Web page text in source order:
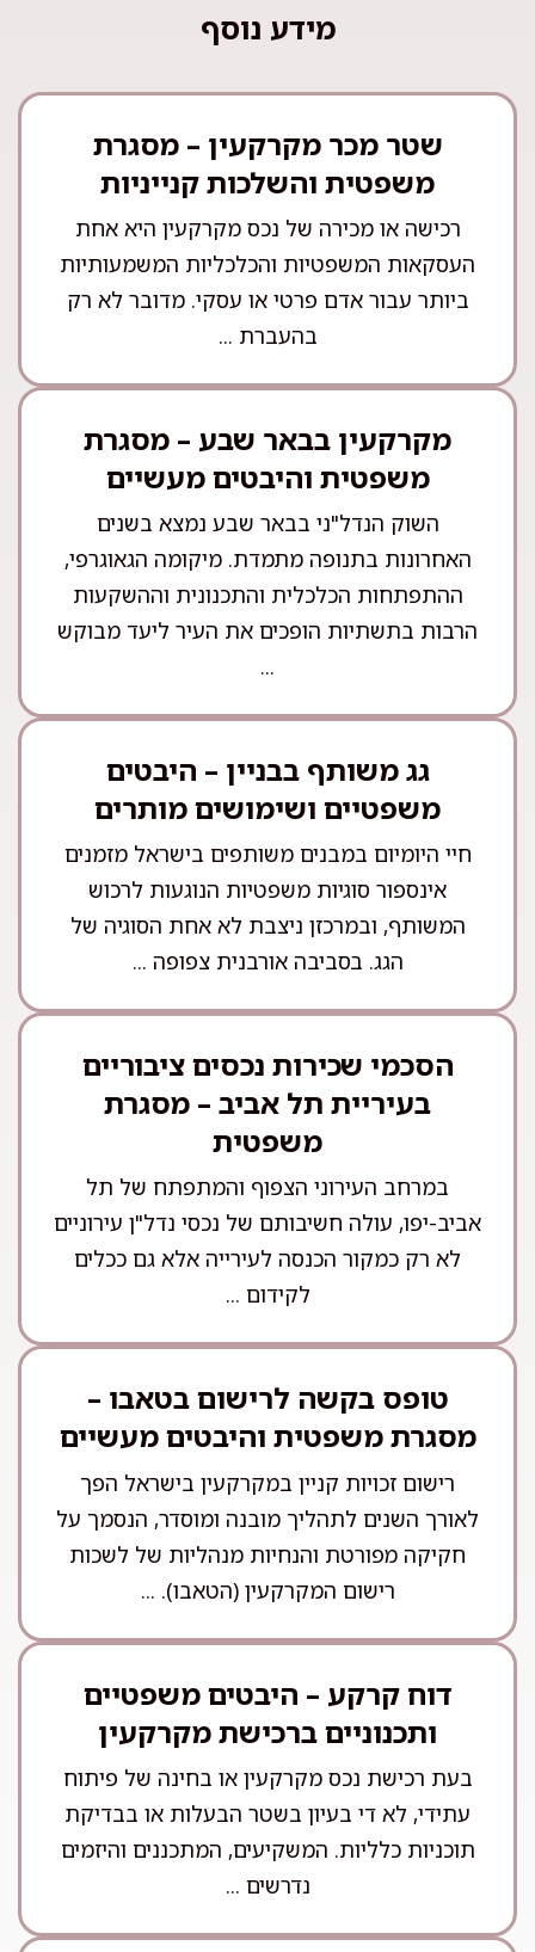
מידע נוסף
שטר מכר מקרקעין – מסגרת
משפטית והשלכות קנייניות
רכישה או מכירה של נכס מקרקעין היא אחת
העסקאות המשפטיות והכלכליות המשמעותיות
ביותר עבור אדם פרטי או עסקי. מדובר לא רק
בהעברת ...
מקרקעין בבאר שבע – מסגרת
משפטית והיבטים מעשיים
השוק הנדל"ני בבאר שבע נמצא בשנים
האחרונות בתנופה מתמדת. מיקומה הגאוגרפי,
ההתפתחות הכלכלית והתכנונית וההשקעות
הרבות בתשתיות הופכים את העיר ליעד מבוקש
...
גג משותף בבניין – היבטים
משפטיים ושימושים מותרים
חיי היומיום במבנים משותפים בישראל מזמנים
אינספור סוגיות משפטיות הנוגעות לרכוש
המשותף, ובמרכזן ניצבת לא אחת הסוגיה של
הגג. בסביבה אורבנית צפופה ...
הסכמי שכירות נכסים ציבוריים
בעיריית תל אביב – מסגרת
משפטית
במרחב העירוני הצפוף והמתפתח של תל
אביב-יפו, עולה חשיבותם של נכסי נדל"ן עירוניים
לא רק כמקור הכנסה לעירייה אלא גם ככלים
לקידום ...
טופס בקשה לרישום בטאבו –
מסגרת משפטית והיבטים מעשיים
רישום זכויות קניין במקרקעין בישראל הפך
לאורך השנים לתהליך מובנה ומוסדר, הנסמך על
חקיקה מפורטת והנחיות מנהליות של לשכות
רישום המקרקעין (הטאבו). ...
דוח קרקע – היבטים משפטיים
ותכנוניים ברכישת מקרקעין
בעת רכישת נכס מקרקעין או בחינה של פיתוח
עתידי, לא די בעיון בשטר הבעלות או בבדיקת
תוכניות כלליות. המשקיעים, המתכננים והיזמים
נדרשים ...